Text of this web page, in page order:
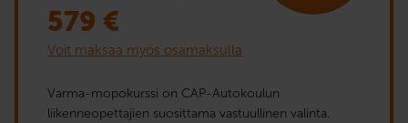
579 €
Voit maksaa myös osamaksulla
Varma-mopokurssi on CAP-Autokoulun
liikenneopettajien suosittama vastuullinen valinta.